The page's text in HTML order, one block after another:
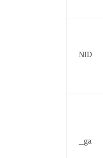
NID
_ga